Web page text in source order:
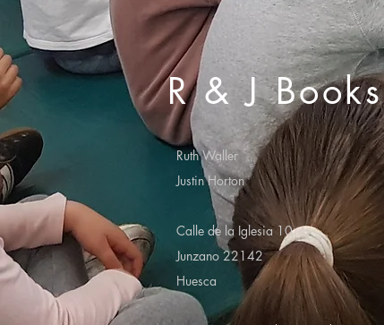
R & J Books
Ruth Waller
Justin Horton
Calle de la Iglesia 10
Junzano 22142
Huesca